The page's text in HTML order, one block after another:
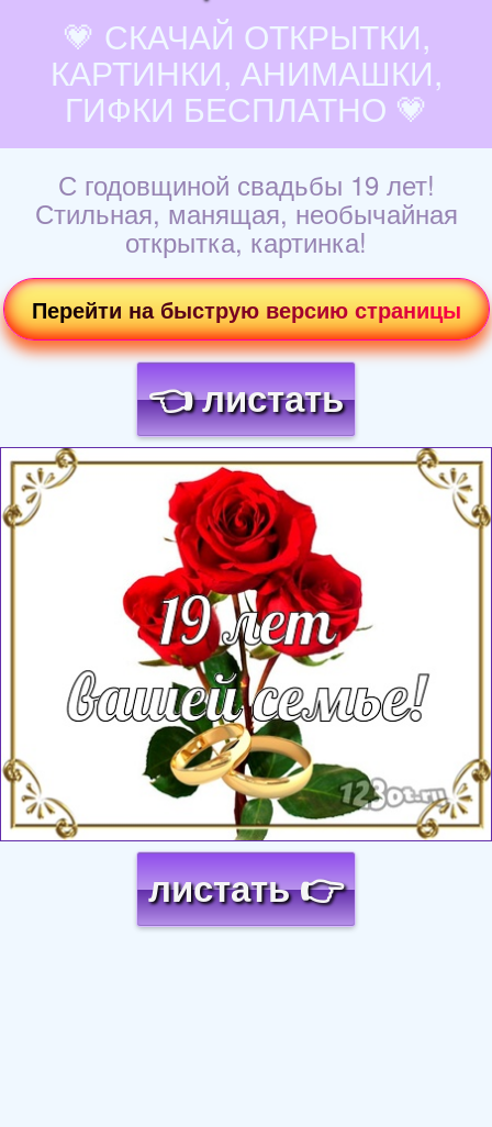
💗 СКАЧАЙ ОТКРЫТКИ,
КАРТИНКИ, АНИМАШКИ,
ГИФКИ БЕСПЛАТНО 💗
С годовщиной свадьбы 19 лет!
Стильная, манящая, необычайная
открытка, картинка!
Перейти на быструю версию страницы
👈 листать
Загрузка картинки...
листать 👉